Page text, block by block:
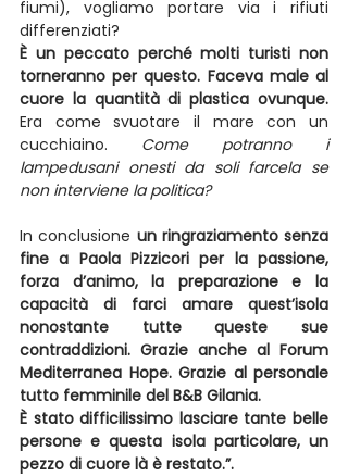
fiumi), vogliamo portare via i rifiuti
differenziati?
È un peccato perché molti turisti non
torneranno per questo. Faceva male al
cuore la quantità di plastica ovunque.
Era come svuotare il mare con un
cucchiaino. Come potranno i
lampedusani onesti da soli farcela se
non interviene la politica?
In conclusione un ringraziamento senza
fine a Paola Pizzicori per la passione,
forza d’animo, la preparazione e la
capacità di farci amare quest’isola
nonostante tutte queste sue
contraddizioni. Grazie anche al Forum
Mediterranea Hope. Grazie al personale
tutto femminile del B&B Gilania.
È stato difficilissimo lasciare tante belle
persone e questa isola particolare, un
pezzo di cuore là è restato.”.